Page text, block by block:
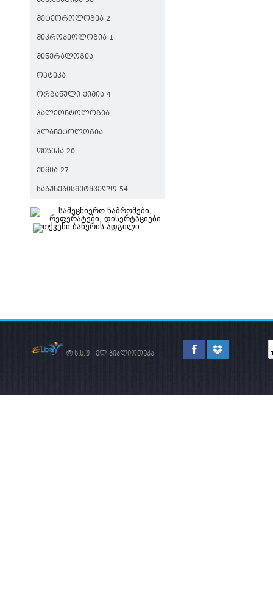
ᲛᲔᲢᲔᲝᲠᲝᲚᲝᲒᲘᲐ 2
ᲛᲘᲙᲠᲝᲑᲘᲝᲚᲝᲒᲘᲐ 1
ᲛᲘᲜᲔᲠᲐᲚᲝᲒᲘᲐ
ᲝᲞᲢᲘᲙᲐ
ᲝᲠᲒᲐᲜᲣᲚᲘ ᲥᲘᲛᲘᲐ 4
ᲞᲐᲚᲔᲝᲜᲢᲝᲚᲝᲒᲘᲐ
ᲞᲚᲐᲜᲔᲢᲝᲚᲝᲒᲘᲐ
ᲤᲘᲖᲘᲙᲐ 20
ᲥᲘᲛᲘᲐ 27
ᲡᲐᲑᲣᲜᲔᲑᲘᲡᲛᲔᲢᲧᲕᲔᲚᲝ 54
© ს.ს.უ - ელ-ბიბლიოთეკა